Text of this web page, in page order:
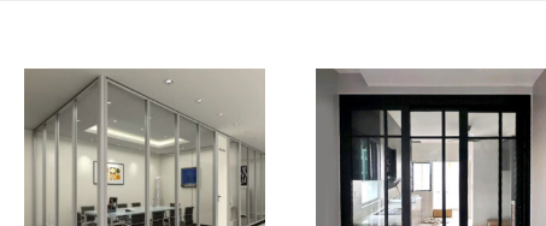
cuacuonachau@gmail.com